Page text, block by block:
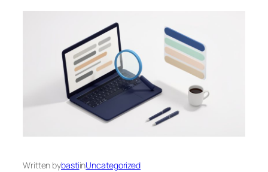
Written bybastiinUncategorized